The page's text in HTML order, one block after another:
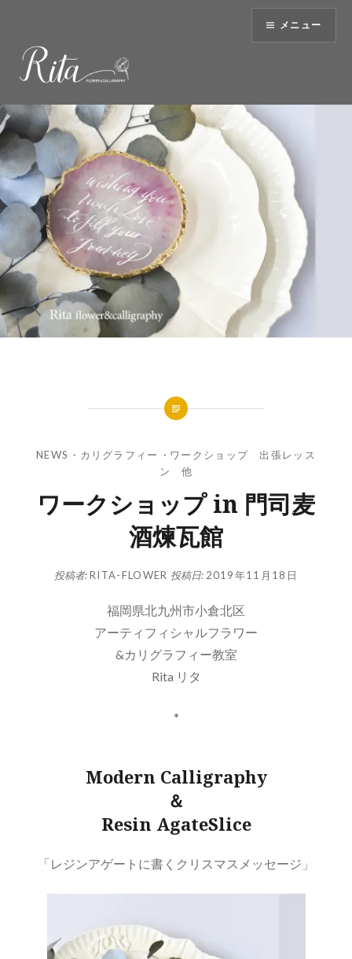
へ
ス
キ
ッ
プ
メニュー
NEWS ・ カリグラフィー ・ ワークショップ 出張レッス
ン 他
ワークショップ in 門司麦
酒煉瓦館
投稿者:RITA-FLOWER 投稿日: 2019年11月18日
福岡県北九州市小倉北区
アーティフィシャルフラワー
&カリグラフィー教室
Rita リタ
*
Modern Calligraphy
＆
Resin AgateSlice
「レジンアゲートに書くクリスマスメッセージ」